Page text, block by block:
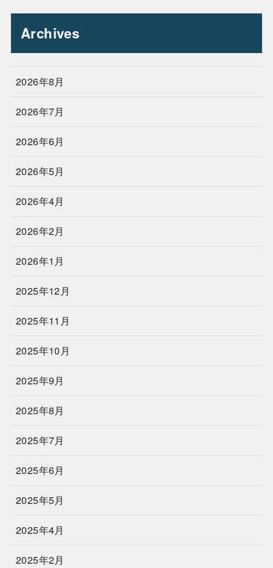
Archives
2026年8月
2026年7月
2026年6月
2026年5月
2026年4月
2026年2月
2026年1月
2025年12月
2025年11月
2025年10月
2025年9月
2025年8月
2025年7月
2025年6月
2025年5月
2025年4月
2025年2月